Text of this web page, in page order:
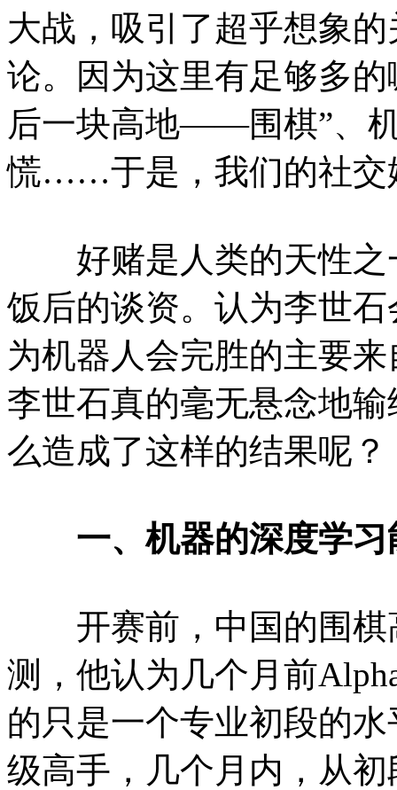
大战，吸引了超乎想象
论。因为这里有足够多
后一块高地——围棋”、
慌……于是，我们的社交
好赌是人类的天性之
饭后的谈资。认为李世
为机器人会完胜的主要
李世石真的毫无悬念地
么造成了这样的结果呢？
一、机器的深度学
开赛前，中国的围棋
测，他认为几个月前
的只是一个专业初段的
级高手，几个月内，从